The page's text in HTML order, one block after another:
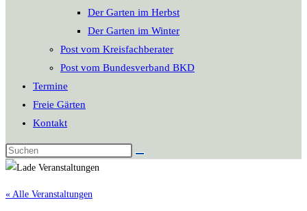
Der Garten im Herbst
Der Garten im Winter
Post vom Kreisfachberater
Post vom Bundesverband BKD
Termine
Freie Gärten
Kontakt
« Alle Veranstaltungen